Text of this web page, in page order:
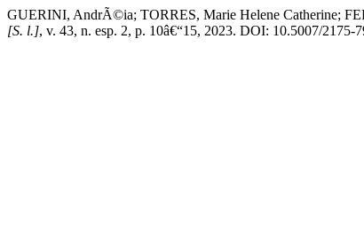
GUERINI, AndrÃ©ia; TORRES, Marie Helene Catherine;
[S. l.], v. 43, n. esp. 2, p. 10â€“15, 2023. DOI: 10.5007/